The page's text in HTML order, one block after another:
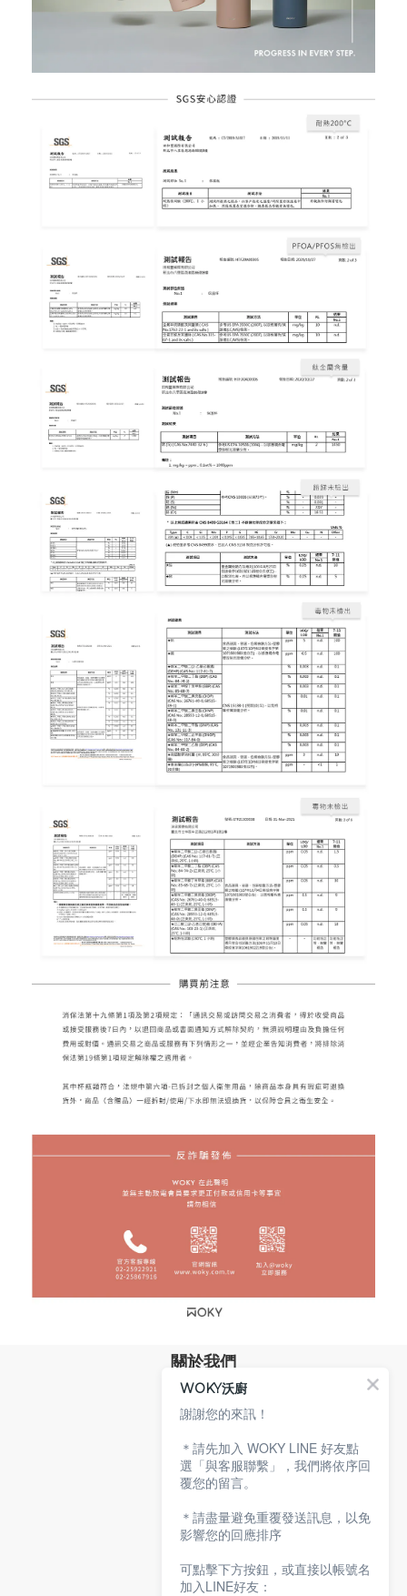
關於我們
品牌故事
專業技術
環保沃廚
顧客服務
服務條款
隱私權政策
聯絡沃廚
WOKY沃廚
謝謝您的來訊！
＊請先加入 WOKY LINE 好友點
選「與客服聯繫」，我們將依序回
覆您的留言。
＊請盡量避免重覆發送訊息，以免
影響您的回應排序
可點擊下方按鈕，或直接以帳號名
加入LINE好友：